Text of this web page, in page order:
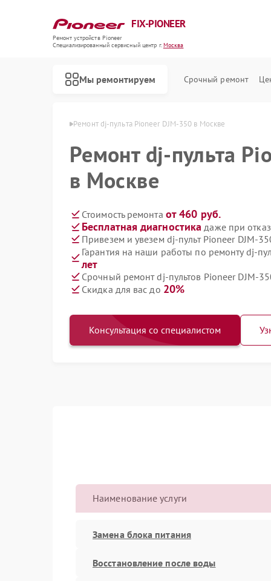
FIX-PIONEER
Ремонт устройств Pioneer
Специализированный cервисный центр г.Москва
Мы ремонтируем Срочный ремонт
Pioneer в Москве Ремонт dj-пульта Pioneer DJM-350 в Москве
Ремонт dj-пульта
в Москве
Стоимость ремонта от 460 руб.
Бесплатная диагностика даже при
Привезем и увезем dj-пульт Pioneer DJM-
Гарантия на наши работы по ремонту dj-
лет
Срочный ремонт dj-пультов Pioneer DJM-
Скидка для вас до 20%
Консультация со специалистом
Наименование услуги
Замена блока питания
Восстановление после воды